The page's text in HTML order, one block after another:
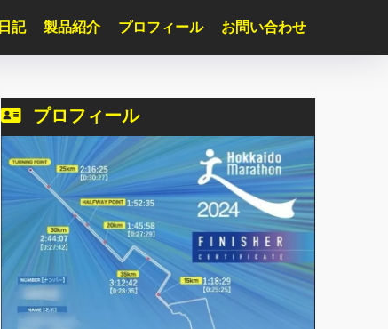
日記 製品紹介 プロフィール お問い合わせ
プロフィール